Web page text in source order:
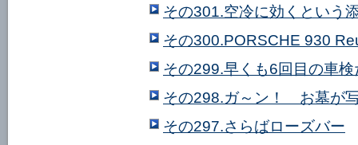
その301.空冷に効くという
その300.PORSCHE 930
その299.早くも6回目の車検
その298.ガ～ン！ お墓が
その297.さらばローズバー